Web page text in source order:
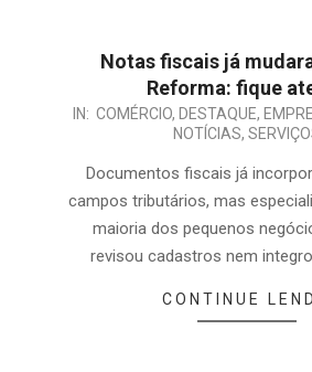
Notas fiscais já
Reforma: fique
IN: COMÉRCIO, DESTAQUE,
NOTÍCIAS,
Documentos fiscais já
campos tributários, mas
maioria dos pequenos
revisou cadastros nem
CONTINUE